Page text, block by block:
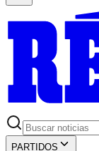
PARTIDOS